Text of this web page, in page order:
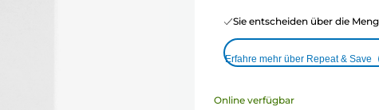
Sie entscheiden über die
Erfahre mehr über Repeat & Save
Online verfügbar